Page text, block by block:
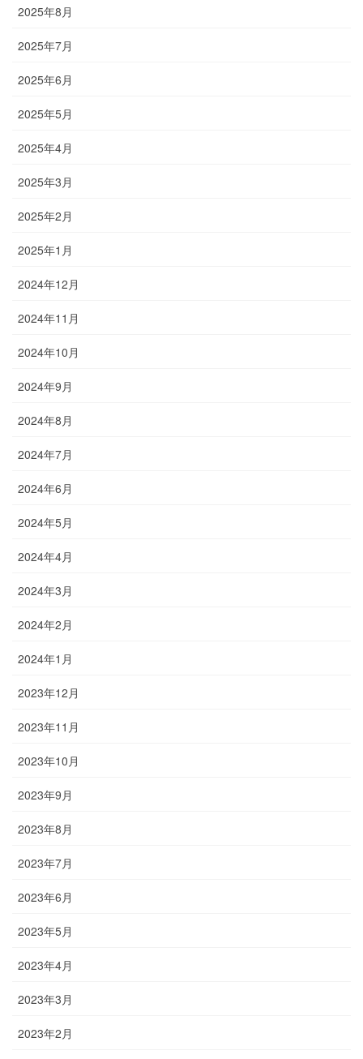
2025年8月
2025年7月
2025年6月
2025年5月
2025年4月
2025年3月
2025年2月
2025年1月
2024年12月
2024年11月
2024年10月
2024年9月
2024年8月
2024年7月
2024年6月
2024年5月
2024年4月
2024年3月
2024年2月
2024年1月
2023年12月
2023年11月
2023年10月
2023年9月
2023年8月
2023年7月
2023年6月
2023年5月
2023年4月
2023年3月
2023年2月